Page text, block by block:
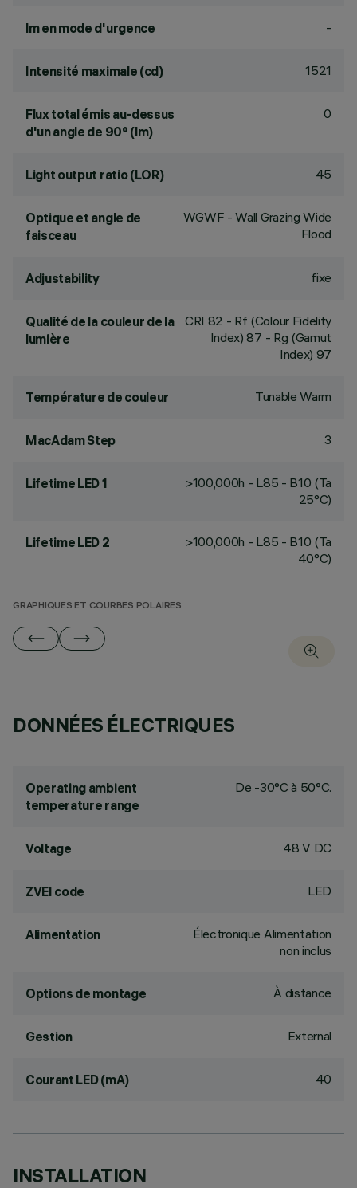
lm en mode d'urgence -
Intensité maximale (cd) 1521
Flux total émis au-dessus
d'un angle de 90° (lm)
0
Light output ratio (LOR) 45
Optique et angle de
faisceau
WGWF - Wall Grazing Wide
Flood
Adjustability fixe
Qualité de la couleur de la
lumière
CRI 82 - Rf (Colour Fidelity
Index) 87 - Rg (Gamut
Index) 97
Température de couleur Tunable Warm
MacAdam Step 3
Lifetime LED 1
>100,000h - L85 - B10 (Ta
25°C)
Lifetime LED 2
>100,000h - L85 - B10 (Ta
40°C)
GRAPHIQUES ET COURBES POLAIRES
DONNÉES ÉLECTRIQUES
Operating ambient
temperature range
De -30°C à 50°C.
Voltage 48 V DC
ZVEI code LED
Alimentation
Électronique Alimentation
non inclus
Options de montage À distance
Gestion External
Courant LED (mA) 40
INSTALLATION